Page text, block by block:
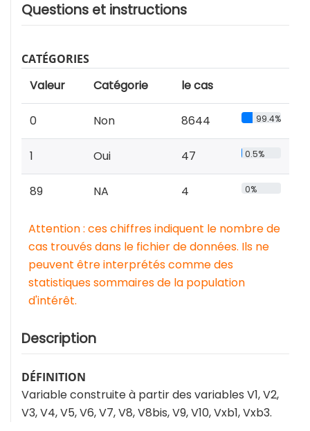
Questions et instructions
CATÉGORIES
Valeur Catégorie le cas
0 Non 8644 99.4%
1 Oui 47 0.5%
89 NA 4 0%
Attention : ces chiffres indiquent le nombre de
cas trouvés dans le fichier de données. Ils ne
peuvent être interprétés comme des
statistiques sommaires de la population
d'intérêt.
Description
DÉFINITION
Variable construite à partir des variables V1, V2,
V3, V4, V5, V6, V7, V8, V8bis, V9, V10, Vxb1, Vxb3.